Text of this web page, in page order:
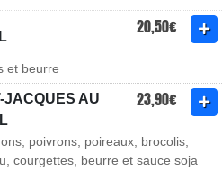
20,50€
et beurre
JACQUES AU
23,90€
poivrons, poireaux, brocolis,
courgettes, beurre et sauce soja